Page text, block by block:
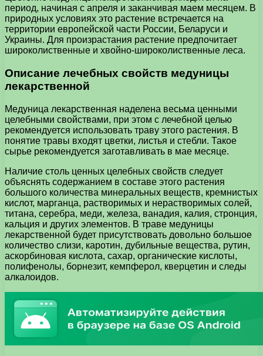
период, начиная с апреля и заканчивая маем месяцем. В
природных условиях это растение встречается на
территории европейской части России, Беларуси и
Украины. Для произрастания растение предпочитает
широколиственные и хвойно-широколиственные леса.
Описание лечебных свойств медуницы
лекарственной
Медуница лекарственная наделена весьма ценными
целебными свойствами, при этом с лечебной целью
рекомендуется использовать траву этого растения. В
понятие травы входят цветки, листья и стебли. Такое
сырье рекомендуется заготавливать в мае месяце.
Наличие столь ценных целебных свойств следует
объяснять содержанием в составе этого растения
большого количества минеральных веществ, кремнистых
кислот, марганца, растворимых и нерастворимых солей,
титана, серебра, меди, железа, ванадия, калия, стронция,
кальция и других элементов. В траве медуницы
лекарственной будет присутствовать довольно большое
количество слизи, каротин, дубильные вещества, рутин,
аскорбиновая кислота, сахар, органические кислоты,
полифенолы, борнезит, кемпферол, кверцетин и следы
алкалоидов.